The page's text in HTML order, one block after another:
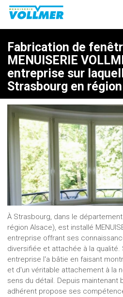
Fabrication de
MENUISERIE
entreprise sur
Strasbourg en
À Strasbourg, dans le
région Alsace), est installé
entreprise offrant ses
diversifiée et attachée à la
entreprise l'a bâtie en faisant
et d'un véritable attachement à la
sens du détail. Depuis
adhérent propose ses